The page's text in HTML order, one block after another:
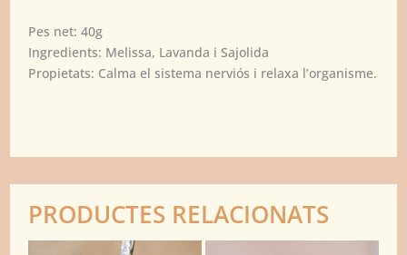
Pes net: 40g
Ingredients: Melissa, Lavanda i Sajolida
Propietats: Calma el sistema nerviós i relaxa l’organisme.
PRODUCTES RELACIONATS